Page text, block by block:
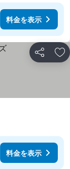
料金を表示
シェア お
料金を表示